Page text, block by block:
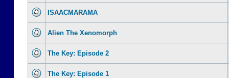
ISAACMARAMA
Alien The Xenomorph
The Key: Episode 2
The Key: Episode 1